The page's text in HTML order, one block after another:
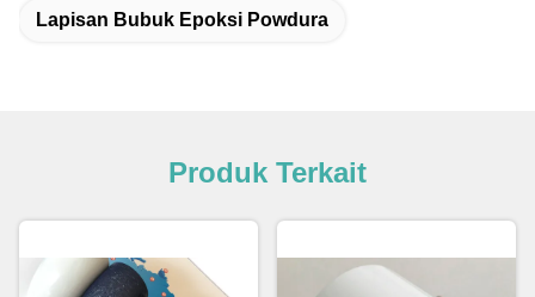
Lapisan Bubuk Epoksi Powdura
Produk Terkait